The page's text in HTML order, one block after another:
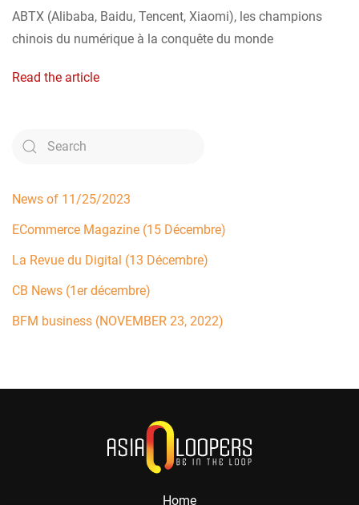
ABTX (Alibaba, Baidu, Tencent, Xiaomi), les champions
chinois du numérique à la conquête du monde
Read the article
News of 11/25/2023
ECommerce Magazine (15 Décembre)
La Revue du Digital (13 Décembre)
CB News (1er décembre)
BFM business (NOVEMBER 23, 2022)
Home